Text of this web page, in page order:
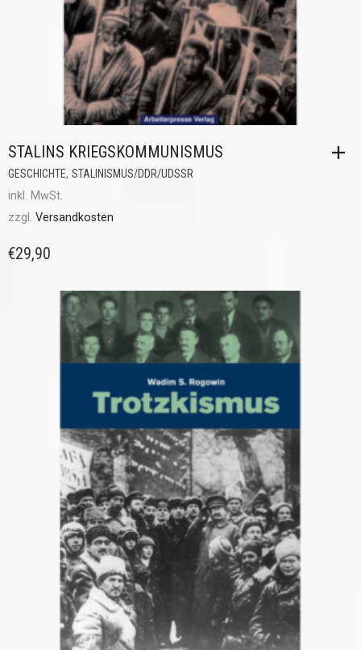
STALINS KRIEGSKOMMUNISMUS
GESCHICHTE, STALINISMUS/DDR/UDSSR
inkl. MwSt.
zzgl. Versandkosten
€29,90